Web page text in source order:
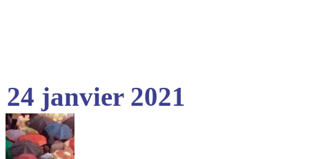
24 janvier 2021